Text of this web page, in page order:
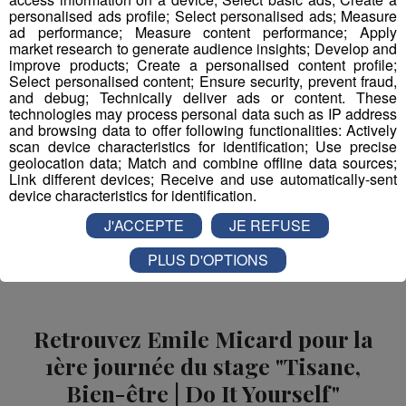
Retrouvez leur interview :
mp3
Partager sur Facebook
Partager sur Twitter
Retrouvez Emile Micard pour la
1ère journée du stage "Tisane,
Bien-être | Do It Yourself"
personalised ads profile; Select personalised ads; Measure
ad performance; Measure content performance; Apply
market research to generate audience insights; Develop and
improve products; Create a personalised content profile;
Select personalised content; Ensure security, prevent fraud,
and debug; Technically deliver ads or content. These
technologies may process personal data such as IP address
and browsing data to offer following functionalities: Actively
scan device characteristics for identification; Use precise
geolocation data; Match and combine offline data sources;
Link different devices; Receive and use automatically-sent
device characteristics for identification.
J'ACCEPTE
JE REFUSE
PLUS D'OPTIONS